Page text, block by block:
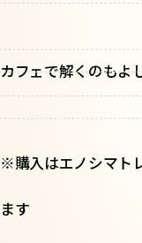
カフェで解くのもよ
※購入はエノシマト
ます